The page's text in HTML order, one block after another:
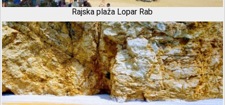
Rajska plaža Lopar Rab